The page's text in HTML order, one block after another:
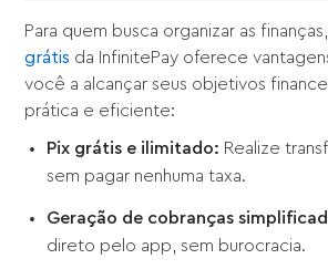
Para quem busca organizar as
grátis da InfinitePay oferece
você a alcançar seus objetivos
prática e eficiente:
Pix grátis e ilimitado: Realize
sem pagar nenhuma taxa.
Geração de cobranças
direto pelo app, sem burocracia.